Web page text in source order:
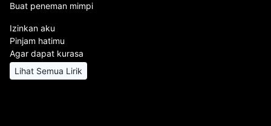
Buat peneman mimpi
Izinkan aku
Pinjam hatimu
Agar dapat kurasa
Lihat Semua Lirik